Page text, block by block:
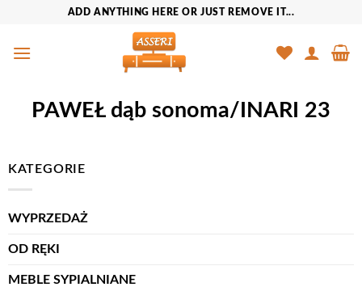
zawartości
ADD ANYTHING HERE OR JUST REMOVE IT...
PAWEŁ dąb sonoma/INARI 23
KATEGORIE
WYPRZEDAŻ
OD RĘKI
MEBLE SYPIALNIANE